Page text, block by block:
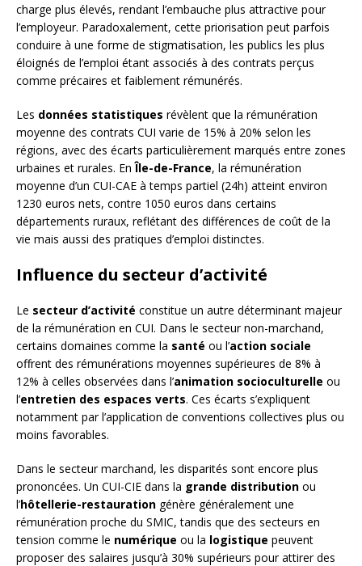
charge plus élevés, rendant l’embauche plus attractive pour
l’employeur. Paradoxalement, cette priorisation peut parfois
conduire à une forme de stigmatisation, les publics les plus
éloignés de l’emploi étant associés à des contrats perçus
comme précaires et faiblement rémunérés.
Les données statistiques révèlent que la rémunération
moyenne des contrats CUI varie de 15% à 20% selon les
régions, avec des écarts particulièrement marqués entre zones
urbaines et rurales. EnÎle-de-France, la rémunération
moyenne d’un CUI-CAE à temps partiel (24h) atteint environ
1230 euros nets, contre 1050 euros dans certains
départements ruraux, reflétant des différences de coût de la
vie mais aussi des pratiques d’emploi distinctes.
Influence du secteur d’activité
Le secteur d’activité constitue un autre déterminant majeur
de la rémunération en CUI. Dans le secteur non-marchand,
certains domaines comme la santé ou l’action sociale
offrent des rémunérations moyennes supérieures de 8% à
12% à celles observées dans l’animation socioculturelle ou
l’entretien des espaces verts. Ces écarts s’expliquent
notamment par l’application de conventions collectives plus ou
moins favorables.
Dans le secteur marchand, les disparités sont encore plus
prononcées. Un CUI-CIE dans la grande distribution ou
l’hôtellerie-restauration génère généralement une
rémunération proche du SMIC, tandis que des secteurs en
tension comme le numérique ou la logistique peuvent
proposer des salaires jusqu’à 30% supérieurs pour attirer des